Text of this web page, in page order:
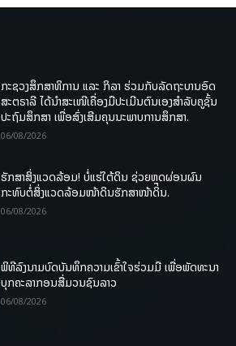
ກະຊວງສຶກສາທິການ ແລະ ກິລາ ຮ່ວມກັບລັດຖະບານອົດ
ສະຕຣາລີ ໄດ້ນຳສະເໜີເຄື່ອງມືປະເມີນຕົນເອງສຳລັບຄູຊັ້ນ
ປະຖົມສຶກສາ ເພື່ອສົ່ງເສີມຄຸນນະພາບການສຶກສາ.
06/08/2026
ຮັກສາສິ່ງແວດລ້ອມ! ບໍ່ແຮ່ໃຕ້ດິນ ຊ່ວຍຫຼຸດຜ່ອນຜົນ
ກະທົບຕໍ່ສິ່ງແວດລ້ອມໜ້າດິນຮັກສາໜ້າດິນ.
06/08/2026
ພິທີລົງນາມບົດບັນທຶກຄວາມເຂົ້າໃຈຮ່ວມມື ເພື່ອພັດທະນາ
ບຸກຄະລາກອນສື່ມວນຊົນລາວ
06/08/2026